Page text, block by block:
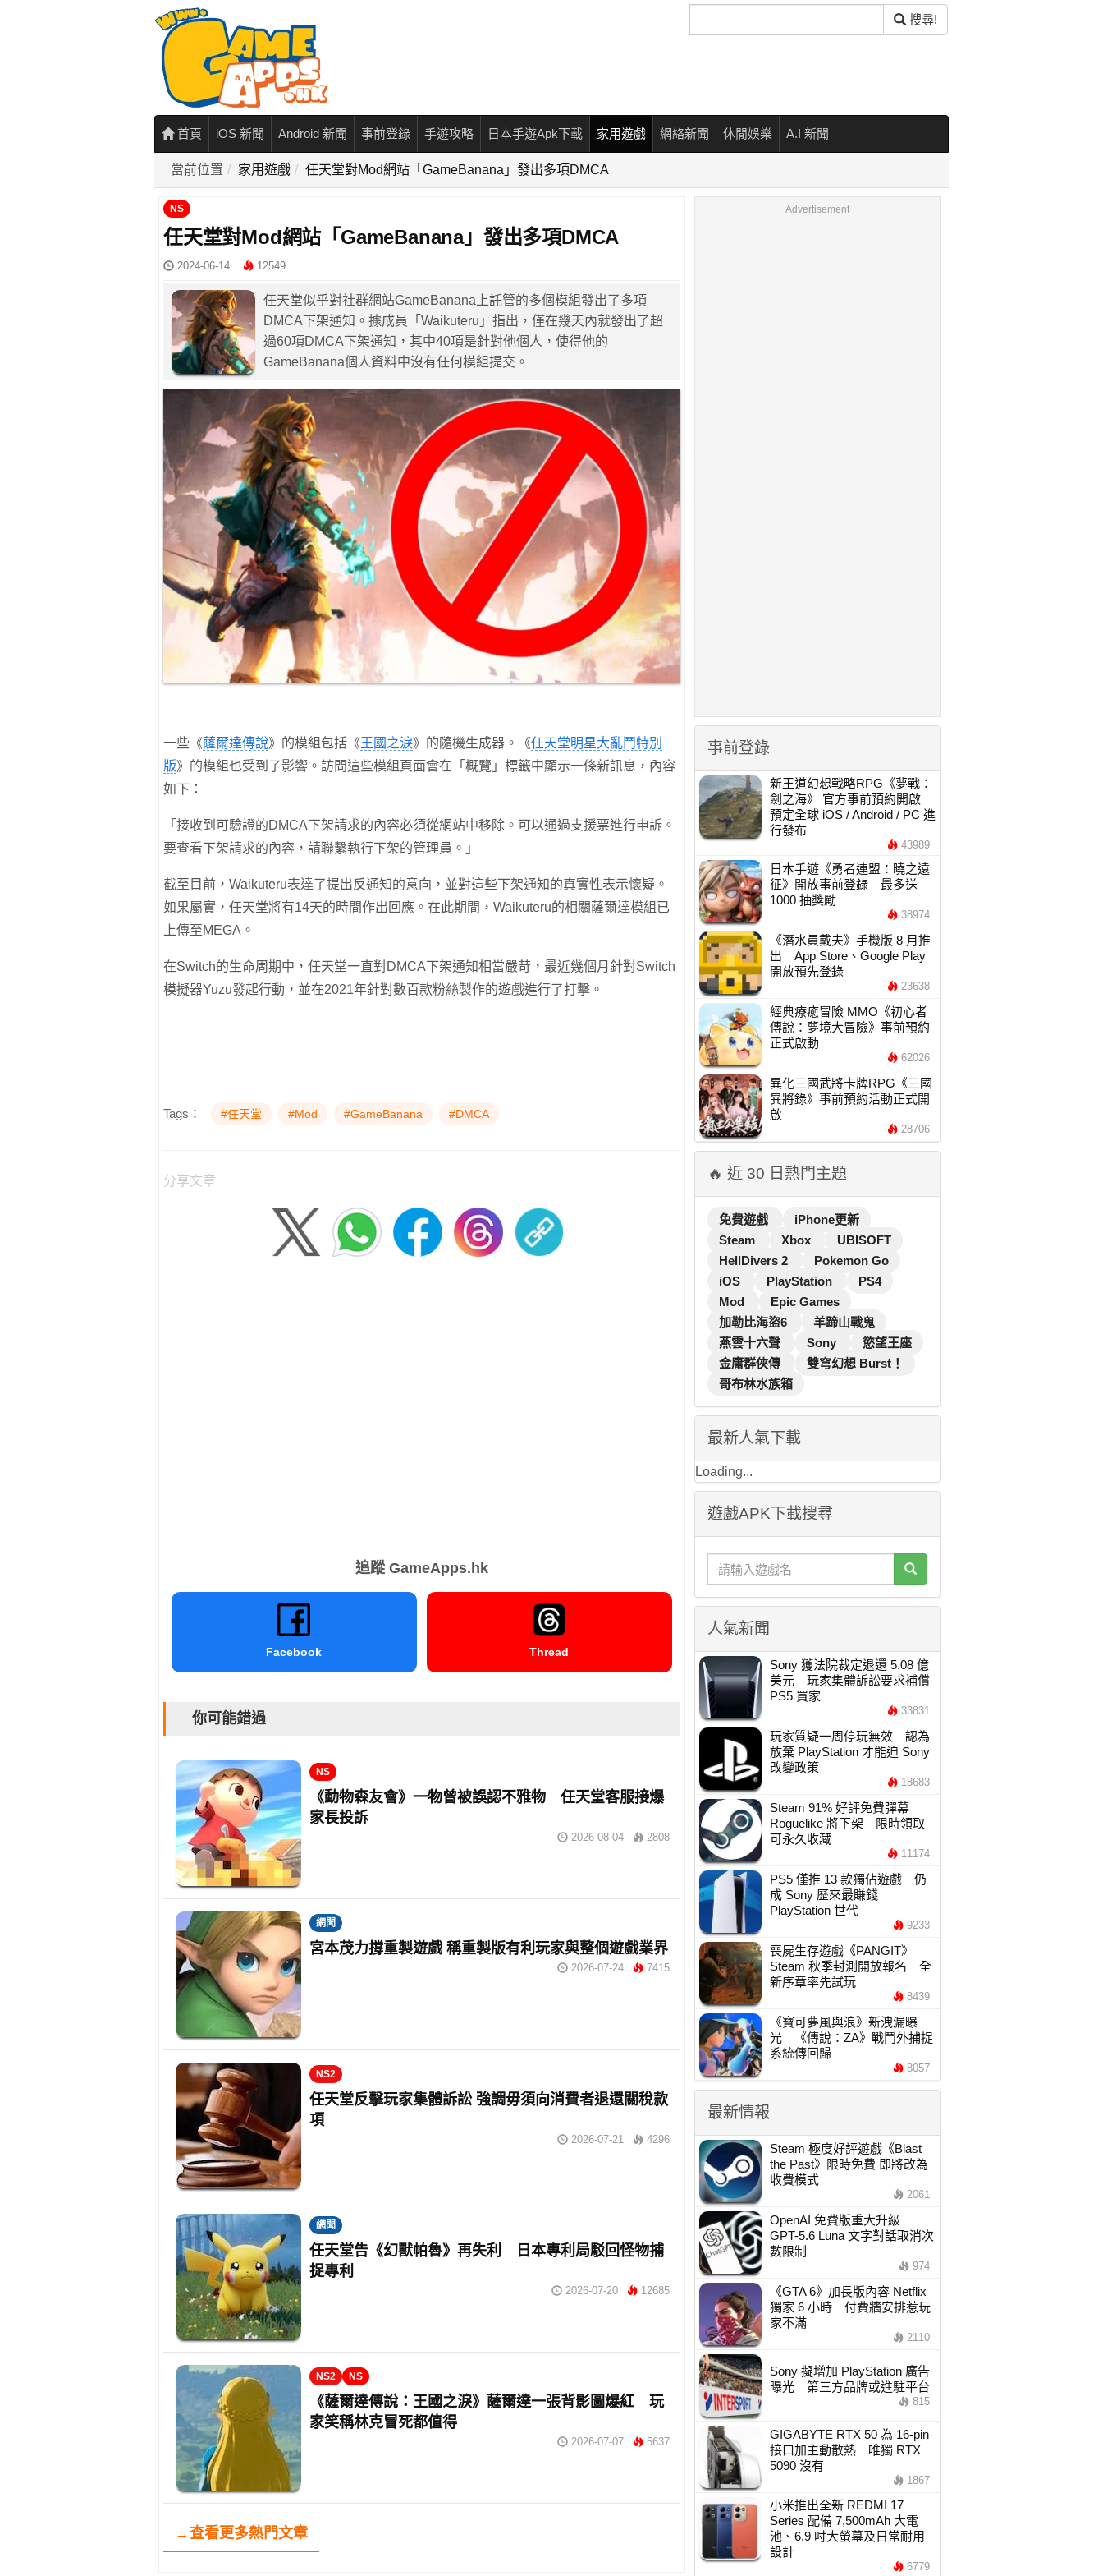
尋
搜尋!
首頁 iOS 新聞 Android 新聞 事前登錄 手遊攻略 日本手遊Apk下載 家用遊戲 網絡新聞 休閒娛樂 A.I 新聞
當前位置 家用遊戲 任天堂對Mod網站「GameBanana」發出多項DMCA
NS
任天堂對Mod網站「GameBanana」發出多項DMCA
2024-06-14 12549
任天堂似乎對社群網站GameBanana上託管的多個模組發出了多項
DMCA下架通知。據成員「Waikuteru」指出，僅在幾天內就發出了超
過60項DMCA下架通知，其中40項是針對他個人，使得他的
GameBanana個人資料中沒有任何模組提交。
一些《薩爾達傳說》的模組包括《王國之淚》的隨機生成器。《任天堂明星大亂鬥特別
版》的模組也受到了影響。訪問這些模組頁面會在「概覽」標籤中顯示一條新訊息，內容
如下：
「接收到可驗證的DMCA下架請求的內容必須從網站中移除。可以通過支援票進行申訴。
要查看下架請求的內容，請聯繫執行下架的管理員。」
截至目前，Waikuteru表達了提出反通知的意向，並對這些下架通知的真實性表示懷疑。
如果屬實，任天堂將有14天的時間作出回應。在此期間，Waikuteru的相關薩爾達模組已
上傳至MEGA。
在Switch的生命周期中，任天堂一直對DMCA下架通知相當嚴苛，最近幾個月針對Switch
模擬器Yuzu發起行動，並在2021年針對數百款粉絲製作的遊戲進行了打擊。
Tags： #任天堂 #Mod #GameBanana #DMCA
分享文章
追蹤 GameApps.hk
Facebook Thread
你可能錯過
NS
《動物森友會》一物曾被誤認不雅物 任天堂客服接爆
家長投訴
2026-08-04 2808
網聞
宮本茂力撐重製遊戲 稱重製版有利玩家與整個遊戲業界
2026-07-24 7415
NS2
任天堂反擊玩家集體訴訟 強調毋須向消費者退還關稅款
項
2026-07-21 4296
網聞
任天堂告《幻獸帕魯》再失利 日本專利局駁回怪物捕
捉專利
2026-07-20 12685
NS2 NS
《薩爾達傳說：王國之淚》薩爾達一張背影圖爆紅 玩
家笑稱林克冒死都值得
2026-07-07 5637
→查看更多熱門文章
Advertisement
事前登錄
新王道幻想戰略RPG《夢戰：
劍之海》 官方事前預約開啟
預定全球 iOS / Android / PC 進
行發布
43989
日本手遊《勇者連盟：曉之遠
征》開放事前登錄 最多送
1000 抽獎勵
38974
《潛水員戴夫》手機版 8 月推
出 App Store、Google Play
開放預先登錄
23638
經典療癒冒險 MMO《初心者
傳說：夢境大冒險》事前預約
正式啟動
62026
異化三國武將卡牌RPG《三國
異將錄》事前預約活動正式開
啟
28706
🔥 近 30 日熱門主題
免費遊戲
iPhone更新
Steam
Xbox
UBISOFT
HellDivers 2
Pokemon Go
iOS
PlayStation
PS4
Mod
Epic Games
加勒比海盜6
羊蹄山戰鬼
燕雲十六聲
Sony
慾望王座
金庸群俠傳
雙穹幻想 Burst！
哥布林水族箱
最新人氣下載
Loading...
遊戲APK下載搜尋
人氣新聞
Sony 獲法院裁定退還 5.08 億
美元 玩家集體訴訟要求補償
PS5 買家
33831
玩家質疑一周停玩無效 認為
放棄 PlayStation 才能迫 Sony
改變政策
18683
Steam 91% 好評免費彈幕
Roguelike 將下架 限時領取
可永久收藏
11174
PS5 僅推 13 款獨佔遊戲 仍
成 Sony 歷來最賺錢
PlayStation 世代
9233
喪屍生存遊戲《PANGIT》
Steam 秋季封測開放報名 全
新序章率先試玩
8439
《寶可夢風與浪》新洩漏曝
光 《傳說：ZA》戰鬥外捕捉
系統傳回歸
8057
最新情報
Steam 極度好評遊戲《Blast
the Past》限時免費 即將改為
收費模式
2061
OpenAI 免費版重大升級
GPT-5.6 Luna 文字對話取消次
數限制
974
《GTA 6》加長版內容 Netflix
獨家 6 小時 付費牆安排惹玩
家不滿
2110
Sony 擬增加 PlayStation 廣告
曝光 第三方品牌或進駐平台
815
GIGABYTE RTX 50 為 16-pin
接口加主動散熱 唯獨 RTX
5090 沒有
1867
小米推出全新 REDMI 17
Series 配備 7,500mAh 大電
池、6.9 吋大螢幕及日常耐用
設計
6779